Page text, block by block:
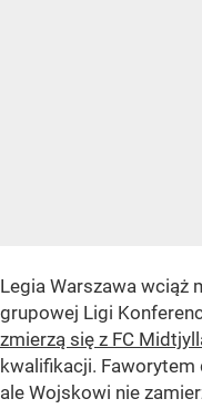
Legia Warszawa wciąż
grupowej Ligi
zmierzą się z FC
kwalifikacji. Faworytem
ale Wojskowi nie